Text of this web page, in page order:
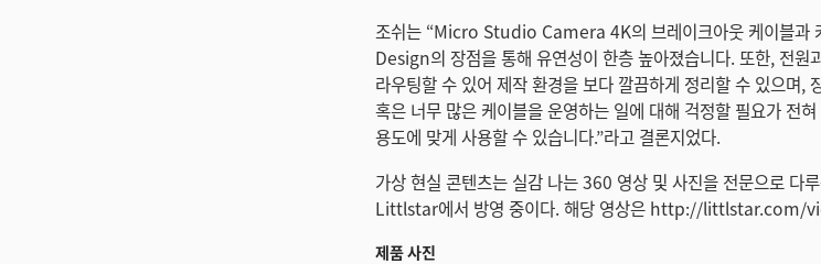
조쉬는 “Micro Studio Camera 4K의 브레이크아웃 케이블과
Design의 장점을 통해 유연성이 한층 높아졌습니다. 또한, 전원
라우팅할 수 있어 제작 환경을 보다 깔끔하게 정리할 수 있으며,
혹은 너무 많은 케이블을 운영하는 일에 대해 걱정할 필요가 전
용도에 맞게 사용할 수 있습니다.”라고 결론지었다.
가상 현실 콘텐츠는 실감 나는 360 영상 및 사진을 전문으로 다
Littlstar에서 방영 중이다. 해당 영상은 http://littlstar.com/
제품 사진